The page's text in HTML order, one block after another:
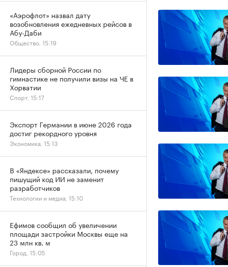
«Аэрофлот» назвал дату
возобновления ежедневных рейсов в
Абу-Даби
Общество, 15:19
Лидеры сборной России по
гимнастике не получили визы на ЧЕ в
Хорватии
Спорт, 15:17
Экспорт Германии в июне 2026 года
достиг рекордного уровня
Экономика, 15:13
В «Яндексе» рассказали, почему
пишущий код ИИ не заменит
разработчиков
Технологии и медиа, 15:10
Ефимов сообщил об увеличении
площади застройки Москвы еще на
23 млн кв. м
Город, 15:05